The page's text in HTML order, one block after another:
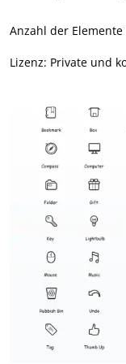
Anzahl der Elemente
Lizenz: Private und